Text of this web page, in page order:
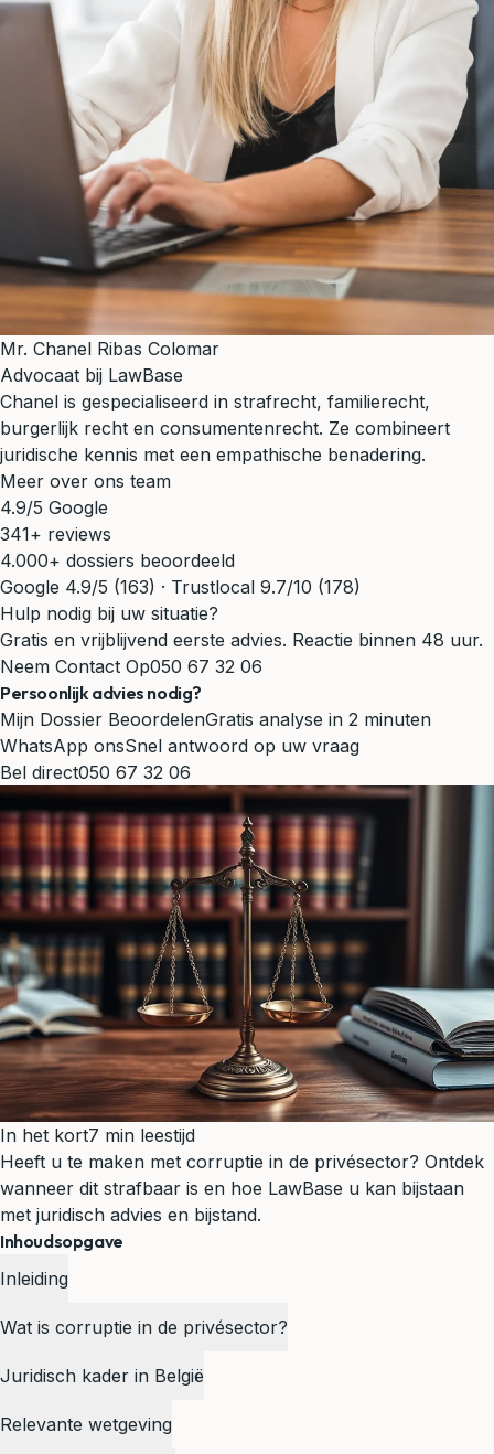
Mr. Chanel Ribas Colomar
Advocaat bij LawBase
Chanel is gespecialiseerd in strafrecht, familierecht,
burgerlijk recht en consumentenrecht. Ze combineert
juridische kennis met een empathische benadering.
Meer over ons team
4.9/5 Google
341+ reviews
4.000+ dossiers beoordeeld
Google 4.9/5 (163) · Trustlocal 9.7/10 (178)
Hulp nodig bij uw situatie?
Gratis en vrijblijvend eerste advies. Reactie binnen 48 uur.
Neem Contact Op050 67 32 06
Persoonlijk advies nodig?
Mijn Dossier BeoordelenGratis analyse in 2 minuten
WhatsApp onsSnel antwoord op uw vraag
Bel direct050 67 32 06
In het kort7 min leestijd
Heeft u te maken met corruptie in de privésector? Ontdek
wanneer dit strafbaar is en hoe LawBase u kan bijstaan
met juridisch advies en bijstand.
Inhoudsopgave
Inleiding
Wat is corruptie in de privésector?
Juridisch kader in België
Relevante wetgeving